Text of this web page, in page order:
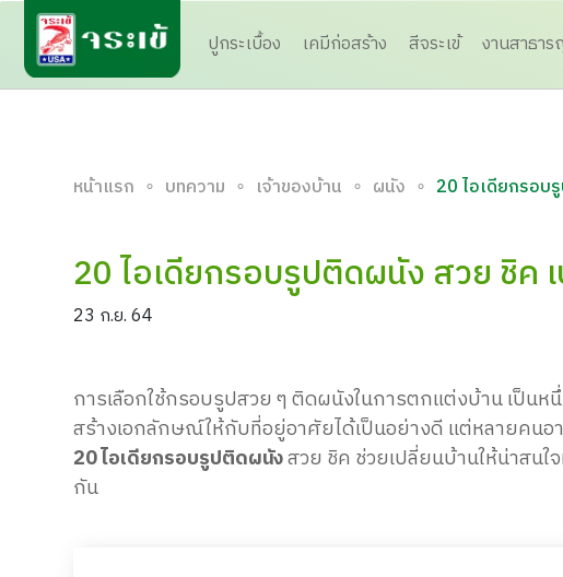
ปูกระเบื้อง เคมีก่อสร้าง สีจระเข้ งานสาธา
หน้าแรก ∘ บทความ ∘ เจ้าของบ้าน ∘ ผนัง ∘ 20 ไอเดียกรอบ
20 ไอเดียกรอบรูปติดผนัง สวย ชิค
23 ก.ย. 64
การเลือกใช้กรอบรูปสวย ๆ ติดผนังในการตกแต่งบ้าน เป็นห
สร้างเอกลักษณ์ให้กับที่อยู่อาศัยได้เป็นอย่างดี แต่หลายคนอ
20 ไอเดียกรอบรูปติดผนังสวย ชิค ช่วยเปลี่ยนบ้านให้น่าสน
กัน